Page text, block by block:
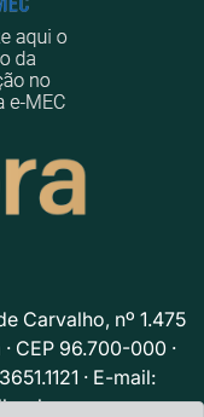
Carvalho, nº 1.475
CEP 96.700-000 ·
· E-mail: